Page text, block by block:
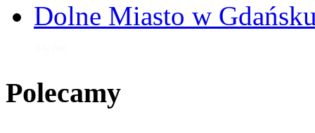
Dolne Miasto w
Polecamy